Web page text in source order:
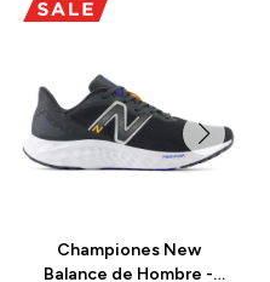
Championes New
Balance de Hombre -